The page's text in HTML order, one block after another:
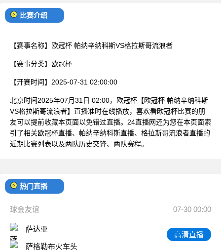
比赛介绍
【赛事名称】 欧冠杯 帕纳辛纳科斯VS格拉斯哥流浪者
【赛事分类】 欧冠杯
【开赛时间】 2025-07-31 02:00:00
北京时间2025年07月31日 02:00，欧冠杯【欧冠杯 帕纳辛纳科斯
VS格拉斯哥流浪者】直播准时在线播放，喜欢看欧冠杯比赛的朋
友可以提前收藏本页面以免错过直播。24直播网还为您在本页面索
引了相关欧冠杯直播、帕纳辛纳科斯直播、格拉斯哥流浪者直播的
近期比赛列表以及两队历史交锋、两队赛程。
热门直播
球会友谊 07-30 00:00
萨达亚
萨格勒布火车头
高清直播